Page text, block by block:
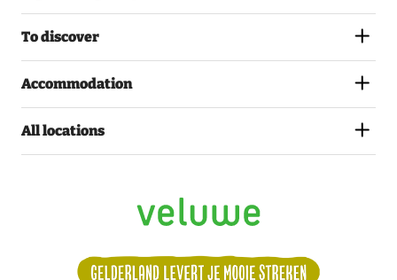
To discover
Accommodation
All locations